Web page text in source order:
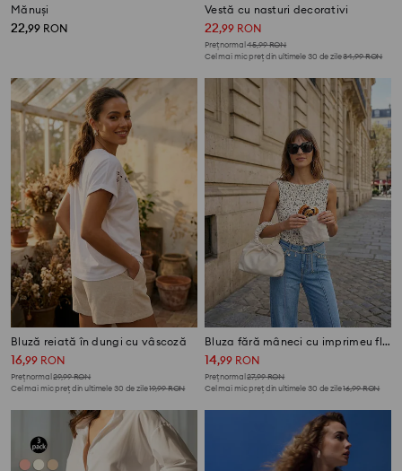
Mănuși
22,99 RON
Vestă cu nasturi decorativi
22,99 RON
Preț normal45,99RON
Cel mai mic preț din ultimele 30 de zile34,99RON
Bluză reiată în dungi cu vâscoză
16,99 RON
Preț normal29,99RON
Cel mai mic preț din ultimele 30 de zile19,99RON
Bluza fără mâneci cu imprimeu floral
14,99 RON
Preț normal27,99RON
Cel mai mic preț din ultimele 30 de zile16,99RON